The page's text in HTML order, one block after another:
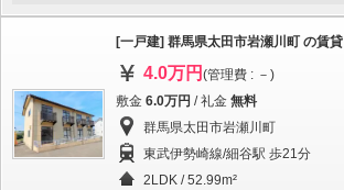
[一戸建] 群馬県太田市岩瀬川町 の賃貸
4.0万円 (管理費 : －)
敷金 6.0万円 / 礼金 無料
群馬県太田市岩瀬川町
東武伊勢崎線/細谷駅 歩21分
2LDK / 52.99m²